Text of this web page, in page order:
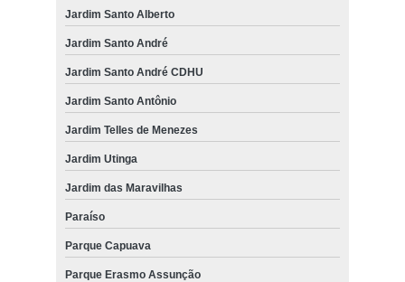
Jardim Santo Alberto
Jardim Santo André
Jardim Santo André CDHU
Jardim Santo Antônio
Jardim Telles de Menezes
Jardim Utinga
Jardim das Maravilhas
Paraíso
Parque Capuava
Parque Erasmo Assunção